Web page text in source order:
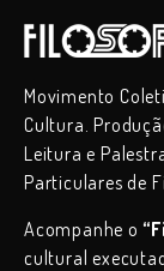
Movimento
Cultura.
Leitura e
Particulares de
Acompanhe o
cultural